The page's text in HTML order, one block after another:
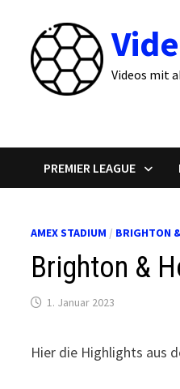
springen
Videos mit
PREMIER LEAGUE
AMEX STADIUM / BRIGHTON
Brighton &
1. Januar 2023
Hier die Highlights aus